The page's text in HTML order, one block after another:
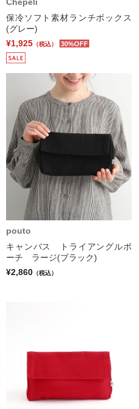
Chepeli
保冷ソフト素材ランチボックス
(グレー)
¥1,925 （税込） 30%OFF
pouto
キャンバス トライアングルポ
ーチ ラージ(ブラック)
¥2,860 （税込）